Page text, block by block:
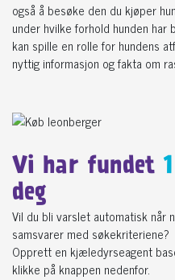
også å besøke den du kjøper
under hvilke forhold hunden
kan spille en rolle for hundens
nyttig informasjon og fakta om
Vi har fundet 1
deg
Vil du bli varslet automatisk når
samsvarer med søkekriteriene?
Opprett en kjæledyrseagent
klikke på knappen nedenfor.